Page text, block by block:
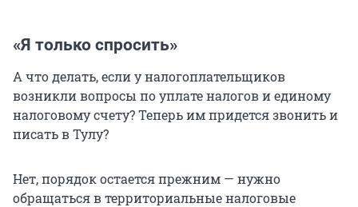
«Я только спросить»
А что делать, если у налогоплательщиков
возникли вопросы по уплате налогов и единому
налоговому счету? Теперь им придется звонить и
писать в Тулу?
Нет, порядок остается прежним — нужно
обращаться в территориальные налоговые